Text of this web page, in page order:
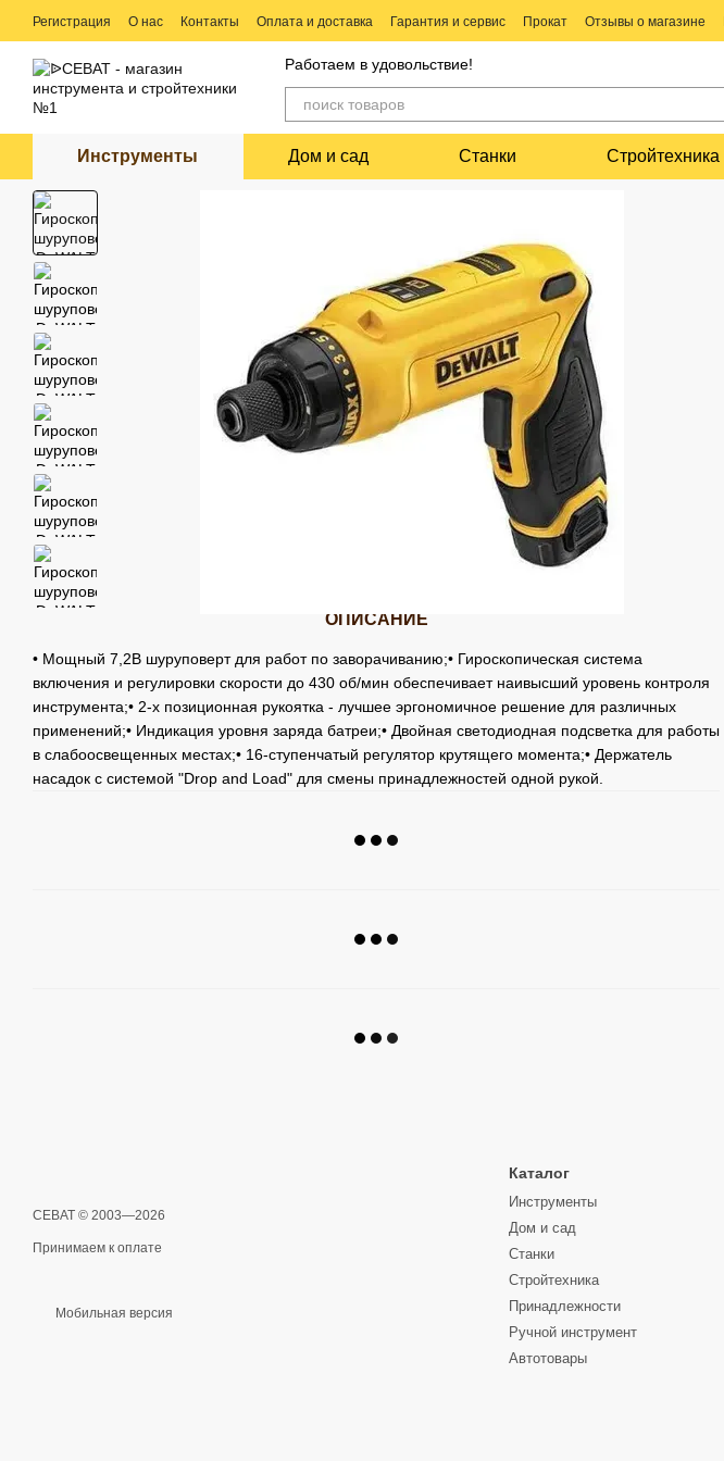
Перейти к основному контенту
Регистрация О нас Контакты Оплата и доставка Гарантия и сервис Прокат Отзывы о магазине
Ремонт электро и бензо инструмента
Работаем в удовольствие!
Инструменты Дом и сад Станки Стройтехника
ОПИСАНИЕ
• Мощный 7,2В шуруповерт для работ по заворачиванию;• Гироскопическая система
включения и регулировки скорости до 430 об/мин обеспечивает наивысший уровень контроля
инструмента;• 2-х позиционная рукоятка - лучшее эргономичное решение для различных
применений;• Индикация уровня заряда батреи;• Двойная светодиодная подсветка для работы
в слабоосвещенных местах;• 16-ступенчатый регулятор крутящего момента;• Держатель
насадок с системой "Drop and Load" для смены принадлежностей одной рукой.
СЕВАТ © 2003—2026
Принимаем к оплате
Мобильная версия
Каталог
Инструменты
Дом и сад
Станки
Стройтехника
Принадлежности
Ручной инструмент
Автотовары